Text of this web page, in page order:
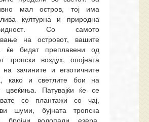
мал остров, тој има
културна и природна
Со самото
на островот, вашите
ќе бидат преплавени од
тропски воздух, опојната
зачините и егзотичните
како и светлите бои на
цвеќиња. Патувајќи ќе се
со плантажи со чај,
шуми, бујната тропска
бројни водопади, езера,